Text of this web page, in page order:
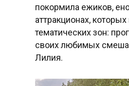
покормила ежиков,
аттракционах,
тематических зон:
своих любимых
Лилия.